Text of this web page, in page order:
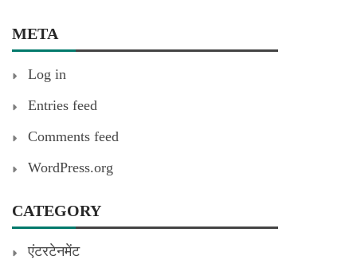
META
Log in
Entries feed
Comments feed
WordPress.org
CATEGORY
एंटरटेनमेंट